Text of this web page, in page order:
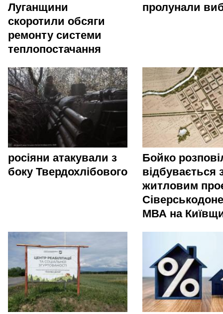
Луганщини
скоротили обсяги
ремонту системи
теплопостачання
пролунали
росіяни атакували з
боку Твердохлібового
Бойко
відбувається
житловим
МВА на